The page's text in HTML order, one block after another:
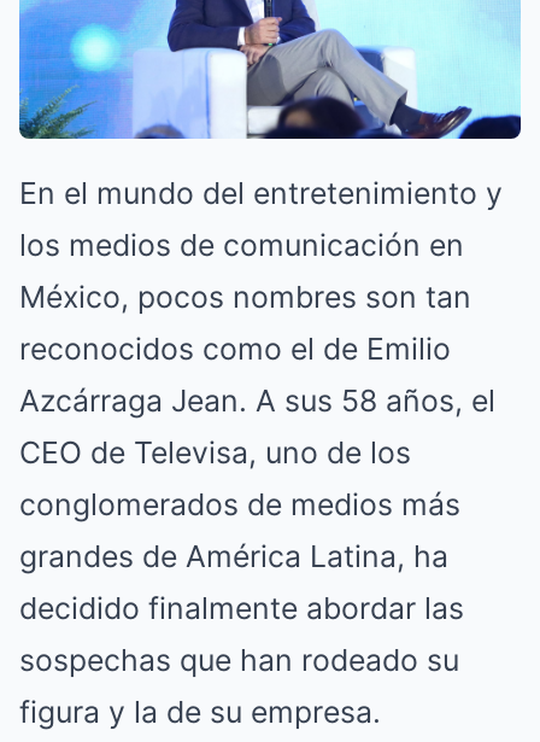
En el mundo del entretenimiento y
los medios de comunicación en
México, pocos nombres son tan
reconocidos como el de Emilio
Azcárraga Jean. A sus 58 años, el
CEO de Televisa, uno de los
conglomerados de medios más
grandes de América Latina, ha
decidido finalmente abordar las
sospechas que han rodeado su
figura y la de su empresa.